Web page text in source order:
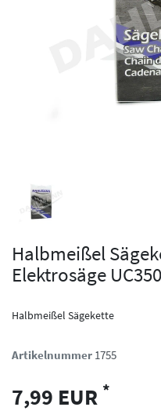
Halbmeißel
Elektrosäge
Halbmeißel Sägekette
Artikelnummer 1755
7,99 EUR *